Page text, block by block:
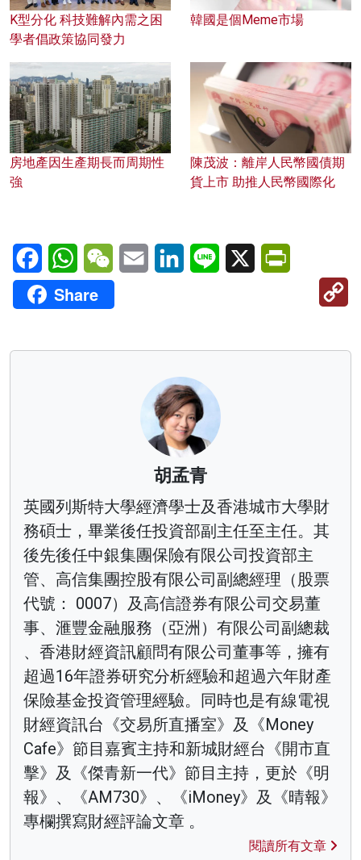
K型分化 科技難解內需之困
學者倡政策協同發力
韓國是個Meme市場
房地產因生產期長而周期性
強
陳茂波：離岸人民幣國債期
貨上市 助推人民幣國際化
FacebookWhatsAppWeChatEmail LinkedInLine X
Share
胡孟青
英國列斯特大學經濟學士及香港城市大學財
務碩士，畢業後任投資部副主任至主任。其
後先後任中銀集團保險有限公司投資部主
管、高信集團控股有限公司副總經理（股票
代號： 0007）及高信證券有限公司交易董
事、滙豐金融服務（亞洲）有限公司副總裁
、香港財經資訊顧問有限公司董事等，擁有
超過16年證券研究分析經驗和超過六年財產
保險基金投資管理經驗。同時也是有線電視
財經資訊台《交易所直播室》及《Money
Cafe》節目嘉賓主持和新城財經台《開市直
擊》及《傑青新一代》節目主持，更於《明
報》、《AM730》、《iMoney》及《晴報》
專欄撰寫財經評論文章 。
閱讀所有文章